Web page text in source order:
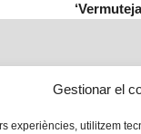
Gestionar el
experiències, utilitzem